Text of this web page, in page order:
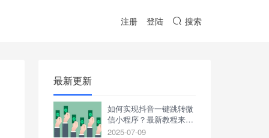
注册 登陆 搜索
最新更新
如何实现抖音一键跳转微
信小程序？最新教程来
了！
2025-07-09